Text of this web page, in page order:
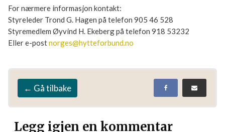
prosent.
For nærmere informasjon kontakt:
Styreleder Trond G. Hagen på telefon 905 46 528
Styremedlem Øyvind H. Ekeberg på telefon 918 53232
← Gå tilbake